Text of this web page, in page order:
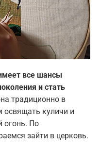
все шансы
и стать
традиционно в
освящать куличи и
огонь. По
зайти в церковь.